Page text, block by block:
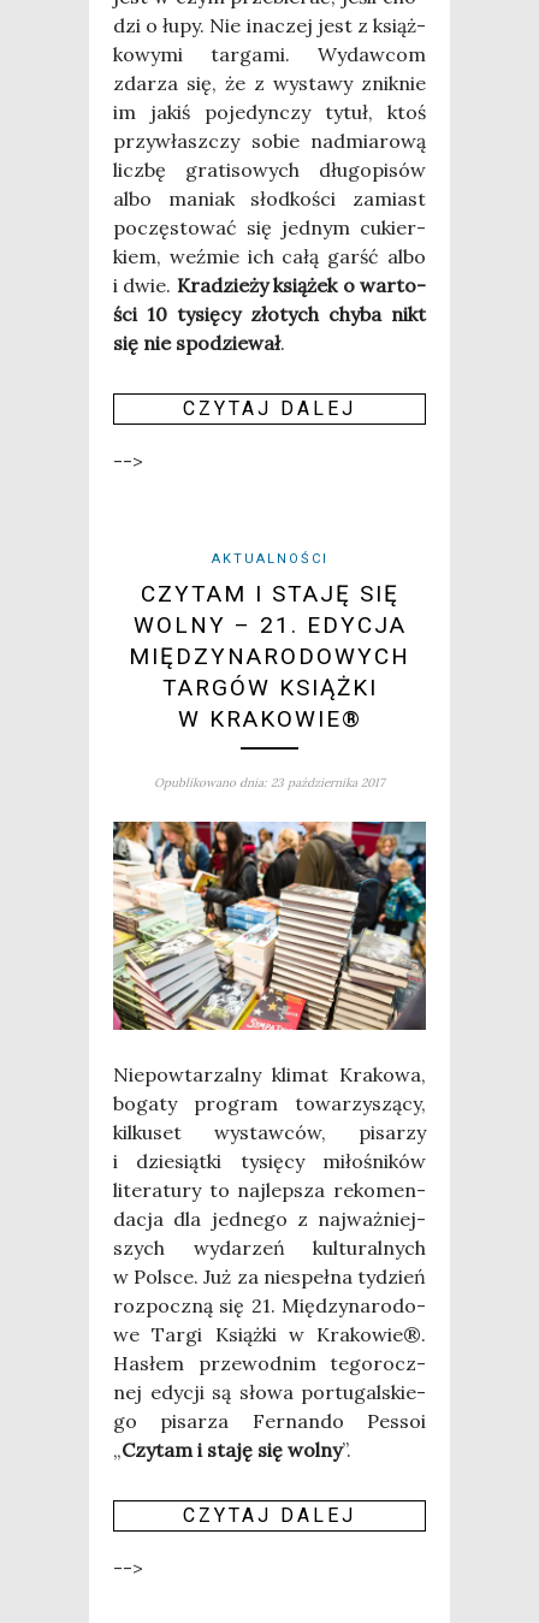
dzi o łupy. Nie ina­czej jest z książ­
ko­wy­mi tar­ga­mi. Wydaw­com
zda­rza się, że z wysta­wy znik­nie
im jakiś poje­dyn­czy tytuł, ktoś
przy­własz­czy sobie nad­mia­ro­wą
licz­bę gra­ti­so­wych dłu­go­pi­sów
albo maniak słod­ko­ści zamiast
poczę­sto­wać się jed­nym cukier­
kiem, weź­mie ich całą garść albo
i dwie. Kra­dzie­ży ksią­żek o war­to­
ści 10 tysię­cy zło­tych chy­ba nikt
się nie spo­dzie­wał.
CZY­TAJ DALEJ
-->
AKTUALNOŚCI
CZYTAM I STAJĘ SIĘ
WOLNY – 21. EDYCJA
MIĘDZYNARODOWYCH
TARGÓW KSIĄŻKI
W KRAKOWIE®
Opublikowano dnia: 23 października 2017
Nie­po­wta­rzal­ny kli­mat Kra­ko­wa,
boga­ty pro­gram towa­rzy­szą­cy,
kil­ku­set wystaw­ców, pisa­rzy
i dzie­siąt­ki tysię­cy miło­śni­ków
lite­ra­tu­ry to naj­lep­sza reko­men­
da­cja dla jed­ne­go z naj­waż­niej­
szych wyda­rzeń kul­tu­ral­nych
w Pol­sce. Już za nie­speł­na tydzień
roz­pocz­ną się 21. Mię­dzy­na­ro­do­
we Tar­gi Książ­ki w Kra­ko­wie®.
Hasłem prze­wod­nim tego­rocz­
nej edy­cji są sło­wa por­tu­gal­skie­
go pisa­rza Fer­nan­do Pes­soi
„Czy­tam i sta­ję się wol­ny”.
CZY­TAJ DALEJ
-->